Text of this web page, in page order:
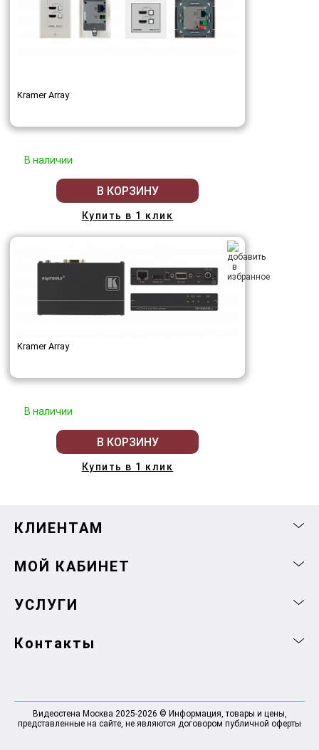
Kramer Array
В наличии
В КОРЗИНУ
Купить в 1 клик
Kramer Array
В наличии
В КОРЗИНУ
Купить в 1 клик
КЛИЕНТАМ
МОЙ КАБИНЕТ
УСЛУГИ
Контакты
Видеостена Москва 2025-2026 © Информация, товары и цены,
представленные на сайте, не являются договором публичной оферты